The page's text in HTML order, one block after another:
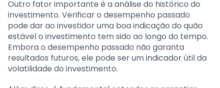
Outro fator importante é a análise do histórico do
investimento. Verificar o desempenho passado
pode dar ao investidor uma boa indicação do quão
estável o investimento tem sido ao longo do tempo.
Embora o desempenho passado não garanta
resultados futuros, ele pode ser um indicador útil da
volatilidade do investimento.